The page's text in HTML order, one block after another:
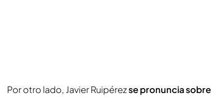
Por otro lado, Javier Ruipérezse pronuncia sobre